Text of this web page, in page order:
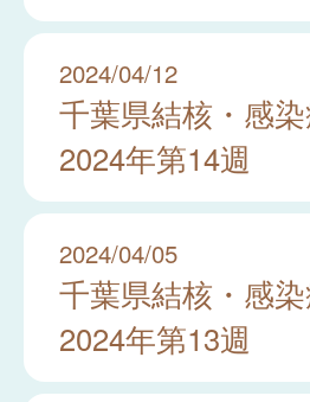
2024/04/12
千葉県結核・感
2024年第14週
2024/04/05
千葉県結核・感
2024年第13週